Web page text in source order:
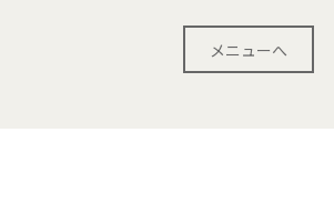
メニューへ